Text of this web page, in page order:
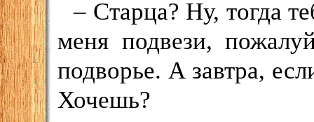
– Старца? Ну, тогда
меня подвези,
подворье. А завтра,
Хочешь?